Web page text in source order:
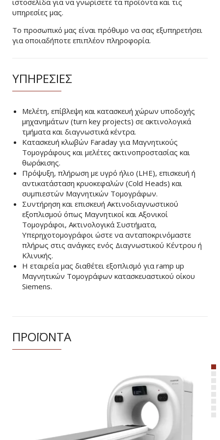
υπηρεσίες μας.
Το προσωπικό μας είναι πρόθυμο να σας εξυπηρετήσει
για οποιαδήποτε επιπλέον πληροφορία.
ΥΠΗΡΕΣΙΕΣ
Μελέτη, επίβλεψη και κατασκευή χώρων υποδοχής
μηχανημάτων (turn key projects) σε ακτινολογικά
τμήματα και διαγνωστικά κέντρα.
Κατασκευή κλωβών Faraday για Μαγνητικούς
Τομογράφους και μελέτες ακτινοπροστασίας και
θωράκισης.
Πρόψυξη, πλήρωση με υγρό ήλιο (LHE), επισκευή ή
αντικατάσταση κρυοκεφαλών (Cold Heads) και
συμπιεστών Μαγνητικών Τομογράφων.
Συντήρηση και επισκευή Ακτινοδιαγνωστικού
εξοπλισμού όπως Μαγνητικοί και Αξονικοί
Τομογράφοι, Ακτινολογικά Συστήματα,
Υπερηχοτομογράφοι ώστε να ανταποκρινόμαστε
πλήρως στις ανάγκες ενός Διαγνωστικού Κέντρου ή
Κλινικής.
Η εταιρεία μας διαθέτει εξοπλισμό για ramp up
Μαγνητικών Τομογράφων κατασκευαστικού οίκου
Siemens.
ΠΡΟΪΟΝΤΑ